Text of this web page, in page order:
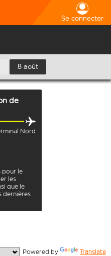
Se connecter
8 août
de
Nord
pour le
les
que le
dernières
Powered by Translate